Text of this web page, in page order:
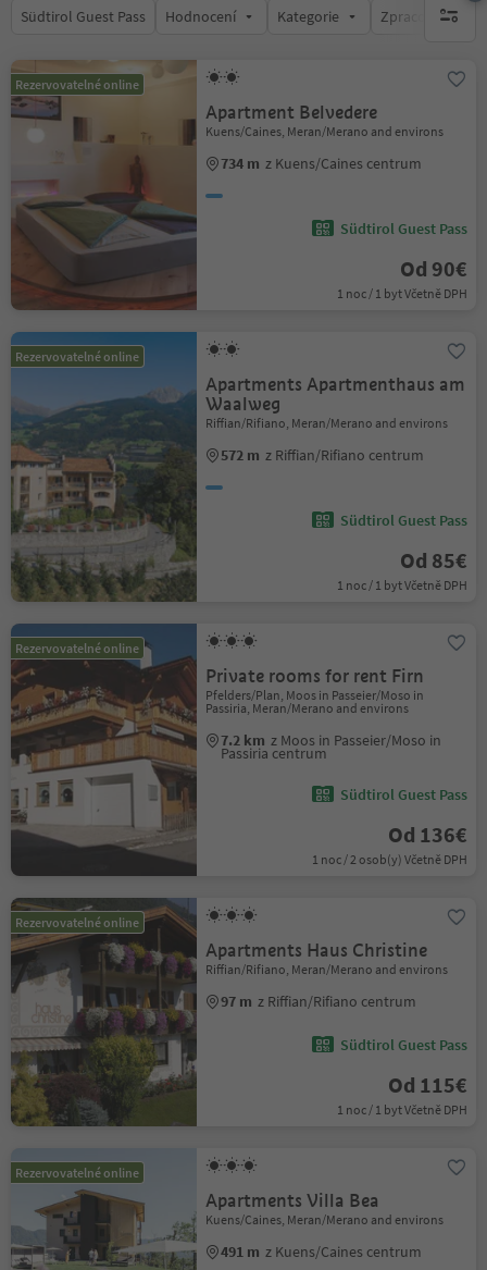
Südtirol Guest Pass Hodnocení Kategorie Zpracovává
1
Rezervovatelné online
Apartment Belvedere
Kuens/Caines, Meran/Merano and environs
734 m z Kuens/Caines centrum
Südtirol Guest Pass
Od 90€
1 noc / 1 byt Včetně DPH
Rezervovatelné online
Apartments Apartmenthaus am
Waalweg
Riffian/Rifiano, Meran/Merano and environs
572 m z Riffian/Rifiano centrum
Südtirol Guest Pass
Od 85€
1 noc / 1 byt Včetně DPH
Rezervovatelné online
Private rooms for rent Firn
Pfelders/Plan, Moos in Passeier/Moso in
Passiria, Meran/Merano and environs
7.2 km z Moos in Passeier/Moso in
Passiria centrum
Südtirol Guest Pass
Od 136€
1 noc / 2 osob(y) Včetně DPH
Rezervovatelné online
Apartments Haus Christine
Riffian/Rifiano, Meran/Merano and environs
97 m z Riffian/Rifiano centrum
Südtirol Guest Pass
Od 115€
1 noc / 1 byt Včetně DPH
Rezervovatelné online
Apartments Villa Bea
Kuens/Caines, Meran/Merano and environs
491 m z Kuens/Caines centrum